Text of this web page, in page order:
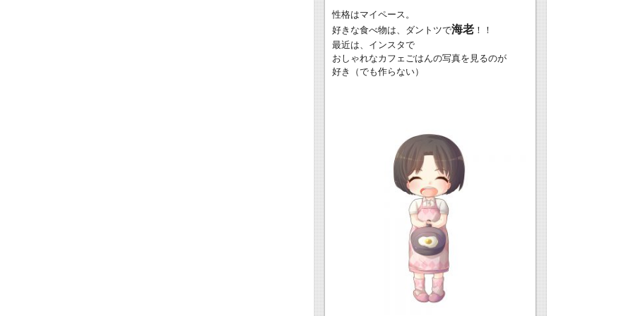
性格はマイペース。
好きな食べ物は、ダントツで海老 ！！
最近は、インスタで
おしゃれなカフェごはんの写真を見るのが
好き（でも作らない）